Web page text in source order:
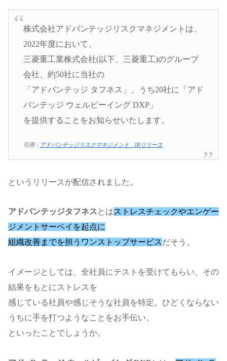
株式会社アドバンテッジリスクマネジメントは、
2022年度において、
三菱重工業株式会社(以下、三菱重工)のグループ
会社、約50社に当社の
「アドバンテッジ タフネス」、うち20社に「アド
バンテッジ ウェルビーイング DXP」
を提供することをお知らせいたします。
引用： アドバンテッジリスクマネジメント IRリリース
というリリースが配信されました。
アドバンテッジタフネス とはストレスチェックやエンゲー
ジメントサーベイを起点に
組織改善までを担うワンストップサービスだそう。
イメージとしては、全社員にテストを受けてもらい、その
結果をもとにストレスを
感じている社員や感じそうな社員を特定。ひどくならない
うちに手を打つようなことをお手伝い。
といったことでしょうか。